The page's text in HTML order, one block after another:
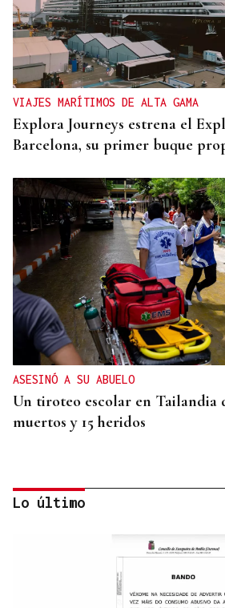
VIAJES MARÍTIMOS DE ALTA GAMA
Explora Journeys estrena el
Barcelona, su primer buque
ASESINÓ A SU ABUELO
Un tiroteo escolar en Tailandia
muertos y 15 heridos
Lo último